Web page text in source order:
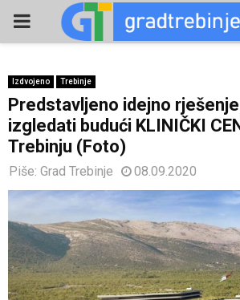
PRIMARY
Izdvojeno Trebinje
Predstavljeno idejno
izgledati budući KLINIČKI
Trebinju (Foto)
Piše: Grad Trebinje 08.09.2020